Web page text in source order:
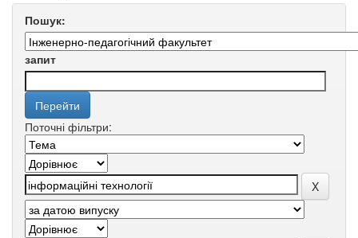
Пошук:
запит
Поточні фільтри: